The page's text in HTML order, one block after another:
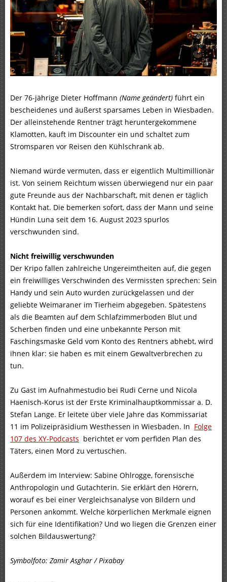
Der 76-jährige Dieter Hoffmann (Name geändert) führt ein
bescheidenes und äußerst sparsames Leben in Wiesbaden.
Der alleinstehende Rentner trägt heruntergekommene
Klamotten, kauft im Discounter ein und schaltet zum
Stromsparen vor Reisen den Kühlschrank ab.
Niemand würde vermuten, dass er eigentlich Multimillionär
ist. Von seinem Reichtum wissen überwiegend nur ein paar
gute Freunde aus der Nachbarschaft, mit denen er täglich
Kontakt hat. Die bemerken sofort, dass der Mann und seine
Hündin Luna seit dem 16. August 2023 spurlos
verschwunden sind.
Nicht freiwillig verschwunden
Der Kripo fallen zahlreiche Ungereimtheiten auf, die gegen
ein freiwilliges Verschwinden des Vermissten sprechen: Sein
Handy und sein Auto wurden zurückgelassen und der
geliebte Weimaraner im Tierheim abgegeben. Spätestens
als die Beamten auf dem Schlafzimmerboden Blut und
Scherben finden und eine unbekannte Person mit
Faschingsmaske Geld vom Konto des Rentners abhebt, wird
ihnen klar: sie haben es mit einem Gewaltverbrechen zu
tun.
Zu Gast im Aufnahmestudio bei Rudi Cerne und Nicola
Haenisch-Korus ist der Erste Kriminalhauptkommissar a. D.
Stefan Lange. Er leitete über viele Jahre das Kommissariat
11 im Polizeipräsidium Westhessen in Wiesbaden. In Folge
107 des XY-Podcasts berichtet er vom perfiden Plan des
Täters, einen Mord zu vertuschen.
Außerdem im Interview: Sabine Ohlrogge, forensische
Anthropologin und Gutachterin. Sie erklärt den Hörern,
worauf es bei einer Vergleichsanalyse von Bildern und
Personen ankommt. Welche körperlichen Merkmale eignen
sich für eine Identifikation? Und wo liegen die Grenzen einer
solchen Bildauswertung?
Symbolfoto: Zamir Asghar / Pixabay